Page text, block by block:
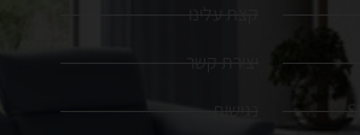
קצת עלינו
יצירת קשר
נגישות